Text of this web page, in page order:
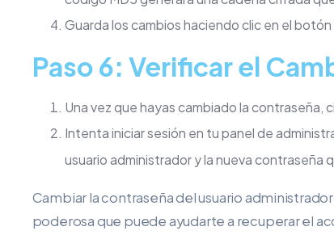
Guarda los cambios haciendo clic en el botón
Paso 6: Verificar el
Una vez que hayas cambiado la contraseña,
Intenta iniciar sesión en tu panel de
usuario administrador y la nueva contraseña
Cambiar la contraseña del usuario
poderosa que puede ayudarte a recuperar el